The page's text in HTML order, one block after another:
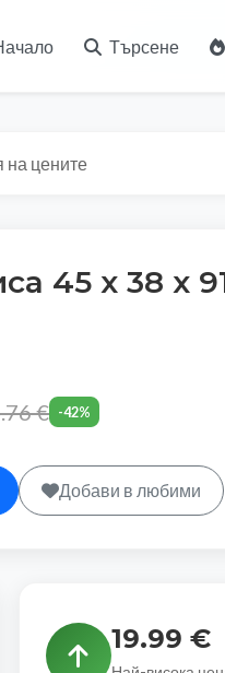
Търсене
на цените
45 х 38 х
€ -42%
Добави в любими
19.99 €